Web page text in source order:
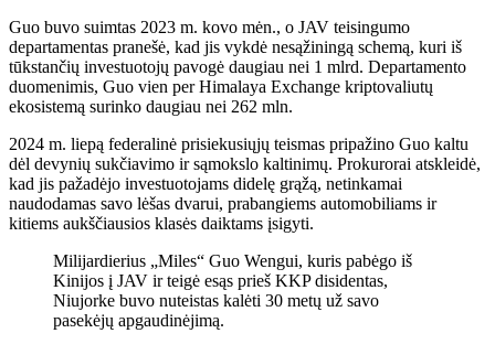
Guo buvo suimtas 2023 m. kovo mėn., o JAV teisingumo
departamentas pranešė, kad jis vykdė nesąžiningą schemą, kuri iš
tūkstančių investuotojų pavogė daugiau nei 1 mlrd. Departamento
duomenimis, Guo vien per Himalaya Exchange kriptovaliutų
ekosistemą surinko daugiau nei 262 mln.
2024 m. liepą federalinė prisiekusiųjų teismas pripažino Guo kaltu
dėl devynių sukčiavimo ir sąmokslo kaltinimų. Prokurorai atskleidė,
kad jis pažadėjo investuotojams didelę grąžą, netinkamai
naudodamas savo lėšas dvarui, prabangiems automobiliams ir
kitiems aukščiausios klasės daiktams įsigyti.
Milijardierius „Miles“ Guo Wengui, kuris pabėgo iš
Kinijos į JAV ir teigė esąs prieš KKP disidentas,
Niujorke buvo nuteistas kalėti 30 metų už savo
pasekėjų apgaudinėjimą.